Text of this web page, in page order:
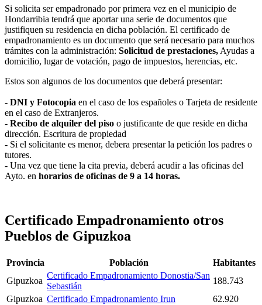
Si solicita ser empadronado por primera vez en el municipio de
Hondarribia tendrá que aportar una serie de documentos que
justifiquen su residencia en dicha población. El certificado de
empadronamiento es un documento que será necesario para muchos
trámites con la administración: Solicitud de prestaciones, Ayudas a
domicilio, lugar de votación, pago de impuestos, herencias, etc.
Estos son algunos de los documentos que deberá presentar:
- DNI y Fotocopia en el caso de los españoles o Tarjeta de residente
en el caso de Extranjeros.
- Recibo de alquiler del piso o justificante de que reside en dicha
dirección. Escritura de propiedad
- Si el solicitante es menor, debera presentar la petición los padres o
tutores.
- Una vez que tiene la cita previa, deberá acudir a las oficinas del
Ayto. en horarios de oficinas de 9 a 14 horas.
Certificado Empadronamiento otros
Pueblos de Gipuzkoa
Provincia Población
Habitantes
Gipuzkoa
Certificado Empadronamiento Donostia/San
Sebastián
188.743
Gipuzkoa Certificado Empadronamiento Irun
62.920